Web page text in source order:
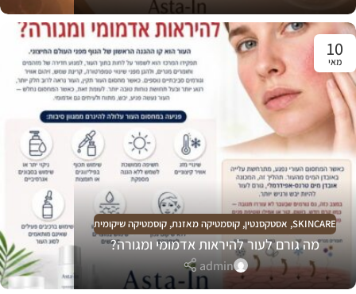
10
מאי
SKINCARE
, אסטקסנטין, קוסמטיקה מאזנת, קוסמטיקה שיקומית
מה גורם לעור להיראות אדמומי ומגורה?
admin